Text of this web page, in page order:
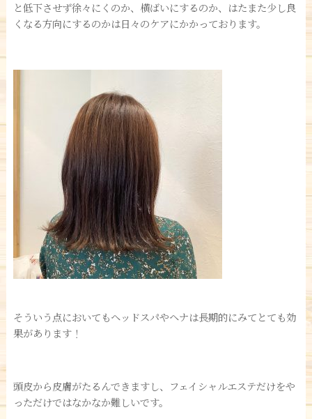
と低下させず徐々にくのか、横ばいにするのか、はたまた少し良
くなる方向にするのかは日々のケアにかかっております。
そういう点においてもヘッドスパやヘナは長期的にみてとても効
果があります！
頭皮から皮膚がたるんできますし、フェイシャルエステだけをや
っただけではなかなか難しいです。